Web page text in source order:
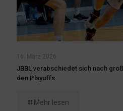
16. März 2026
JBBL verabschiedet sich nach
den Playoffs
Mehr lesen